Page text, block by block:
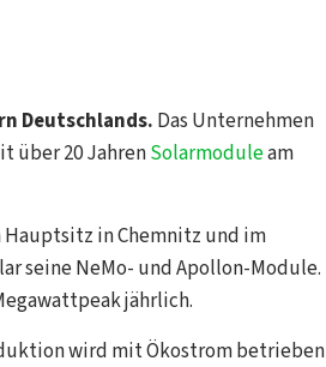
Deutschlands. Das Unternehmen
über 20 JahrenSolarmoduleam
Hauptsitz in Chemnitz und im
seine NeMo- und Apollon-Module.
jährlich.
wird mit Ökostrom